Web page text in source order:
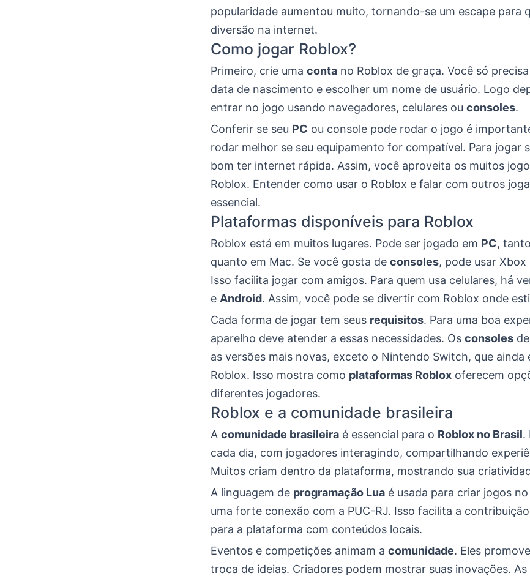
popularidade aumentou muito, tornando-se um escape para
diversão na internet.
Como jogar Roblox?
Primeiro, crie uma conta no Roblox de graça. Você só
data de nascimento e escolher um nome de usuário. Logo
entrar no jogo usando navegadores, celulares ou consoles.
Conferir se seu PC ou console pode rodar o jogo é
rodar melhor se seu equipamento for compatível. Para jogar
bom ter internet rápida. Assim, você aproveita os muitos
Roblox. Entender como usar o Roblox e falar com outros
essencial.
Plataformas disponíveis para Roblox
Roblox está em muitos lugares. Pode ser jogado em PC,
quanto em Mac. Se você gosta de consoles, pode usar
Isso facilita jogar com amigos. Para quem usa celulares, há
e Android. Assim, você pode se divertir com Roblox onde
Cada forma de jogar tem seus requisitos. Para uma boa
aparelho deve atender a essas necessidades. Os consoles
as versões mais novas, exceto o Nintendo Switch, que ainda
Roblox. Isso mostra como plataformas Roblox oferecem
diferentes jogadores.
Roblox e a comunidade brasileira
A comunidade brasileira é essencial para o Roblox no Brasil.
cada dia, com jogadores interagindo, compartilhando
Muitos criam dentro da plataforma, mostrando sua
A linguagem de programação Lua é usada para criar jogos
uma forte conexão com a PUC-RJ. Isso facilita a
para a plataforma com conteúdos locais.
Eventos e competições animam a comunidade. Eles
troca de ideias. Criadores podem mostrar suas inovações.